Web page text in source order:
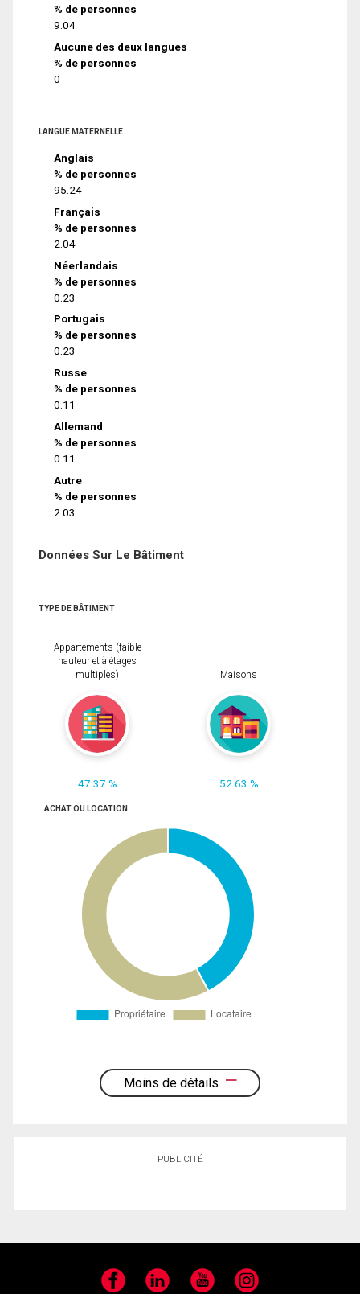
% de personnes
9.04
Aucune des deux langues
% de personnes
0
LANGUE MATERNELLE
Anglais
% de personnes
95.24
Français
% de personnes
2.04
Néerlandais
% de personnes
0.23
Portugais
% de personnes
0.23
Russe
% de personnes
0.11
Allemand
% de personnes
0.11
Autre
% de personnes
2.03
Données Sur Le Bâtiment
TYPE DE BÂTIMENT
Appartements (faible
hauteur et à étages
multiples)
47.37 %
Maisons
52.63 %
ACHAT OU LOCATION
Moins de détails
PUBLICITÉ
Facebook LinkedIn YouTube Instagram